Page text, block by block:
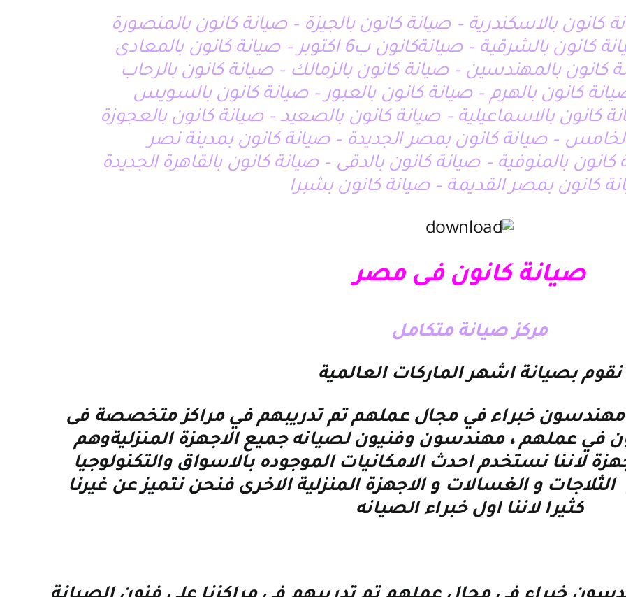
كانون بالاسكندرية – صيانة كانون بالجيزة – صيانة كانون بالمنصورة
– صيانةكانون ب6 اكتوبر – صيانة كانون بالمعادى
كانون بالمهندسين – صيانة كانون بالزمالك – صيانة كانون بالرحاب
كانون بالهرم – صيانة كانون بالعبور – صيانة كانون بالسويس
كانون بالاسماعيلية – صيانة كانون بالصعيد – صيانة كانون بالعجوزة
– صيانة كانون بمصر الجديدة – صيانة كانون بمدينة نصر
بالمنوفية – صيانة كانون بالدقى – صيانة كانون بالقاهرة الجديدة
كانون بمصر القديمة – صيانة كانون بشبرا
صيانة كانون فى مصر
مركز صيانة متكامل
نقوم بصيانة اشهر الماركات العالمية
مهندسون خبراء في مجال عملهم تم تدريبهم في مراكز متخصصة فى
في عملهم ، مهندسون وفنيون لصيانه جميع الاجهزة المنزليةوهم
لاننا نستخدم احدث الامكانيات الموجوده بالاسواق والتكنولوجيا
و الغسالات و الاجهزة المنزلية الاخرى فنحن نتميز عن غيرنا
كثيرا لاننا اول خبراء الصيانه